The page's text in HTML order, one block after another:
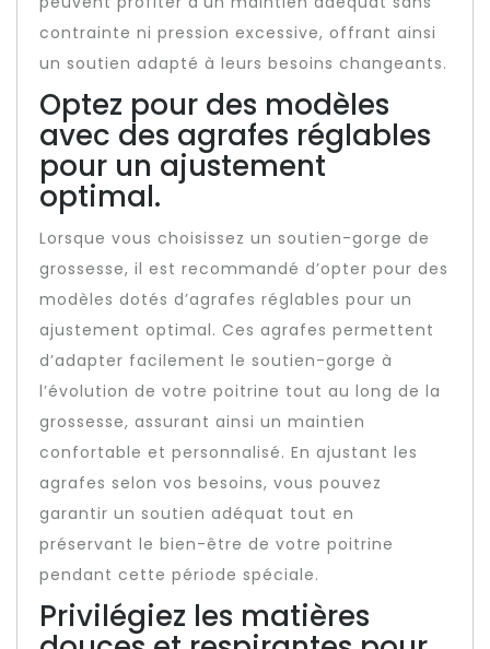
contrainte ni pression excessive, offrant ainsi
un soutien adapté à leurs besoins changeants.
Optez pour des modèles
avec des agrafes réglables
pour un ajustement
optimal.
Lorsque vous choisissez un soutien-gorge de
grossesse, il est recommandé d’opter pour des
modèles dotés d’agrafes réglables pour un
ajustement optimal. Ces agrafes permettent
d’adapter facilement le soutien-gorge à
l’évolution de votre poitrine tout au long de la
grossesse, assurant ainsi un maintien
confortable et personnalisé. En ajustant les
agrafes selon vos besoins, vous pouvez
garantir un soutien adéquat tout en
préservant le bien-être de votre poitrine
pendant cette période spéciale.
Privilégiez les matières